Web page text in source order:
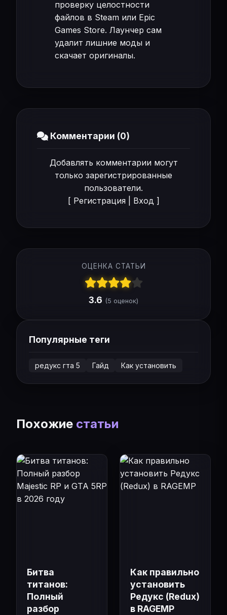
проверку целостности
файлов в Steam или Epic
Games Store. Лаунчер сам
удалит лишние моды и
скачает оригиналы.
Комментарии (0)
Добавлять комментарии могут
только зарегистрированные
пользователи.
[ Регистрация| Вход]
ОЦЕНКА СТАТЬИ
3.6 (5 оценок)
Популярные теги
редукс гта 5 Гайд Как установить
Похожие статьи
Битва
титанов:
Полный
разбор
Как правильно
установить
Редукс (Redux)
в RAGEMP